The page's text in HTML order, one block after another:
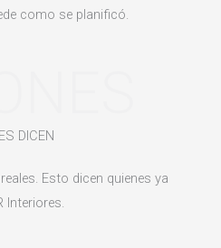
como se planificó.
DICEN
Esto dicen quienes ya
Interiores.